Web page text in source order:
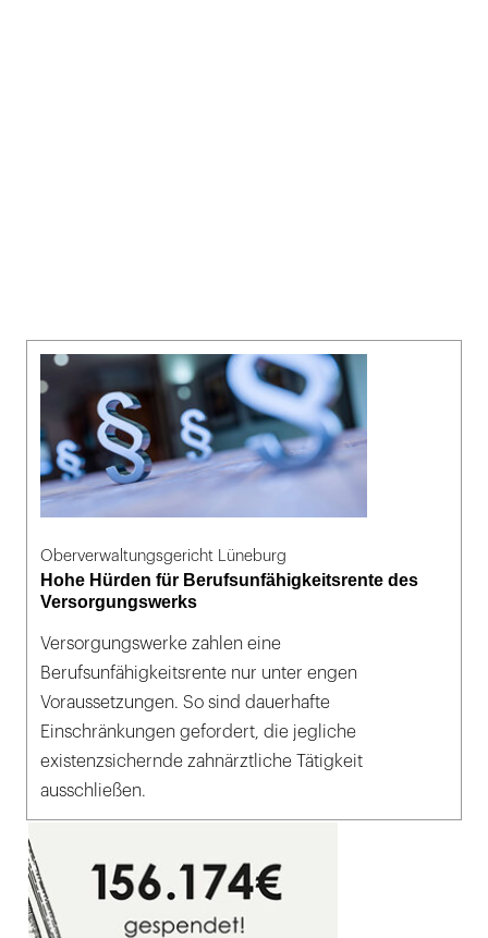
Oberverwaltungsgericht Lüneburg
Hohe Hürden für Berufsunfähigkeitsrente des
Versorgungswerks
Versorgungswerke zahlen eine
Berufsunfähigkeitsrente nur unter engen
Voraussetzungen. So sind dauerhafte
Einschränkungen gefordert, die jegliche
existenzsichernde zahnärztliche Tätigkeit
ausschließen.